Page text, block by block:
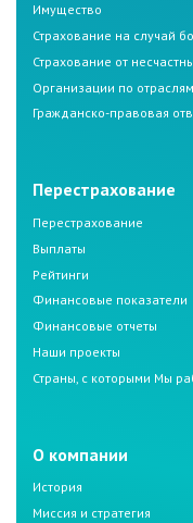
Имущество
Страхование на случай
Страхование от
Организации по отраслям
Гражданско-правовая
Перестрахование
Перестрахование
Выплаты
Рейтинги
Финансовые показатели
Финансовые отчеты
Наши проекты
Страны, с которыми Мы
О компании
История
Миссия и стратегия